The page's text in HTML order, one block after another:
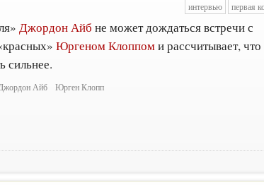
интервью первая
Джордон Айб не может дождаться встречи с
Юргеном Клоппоми рассчитывает, что
сильнее.
Айб Юрген Клопп